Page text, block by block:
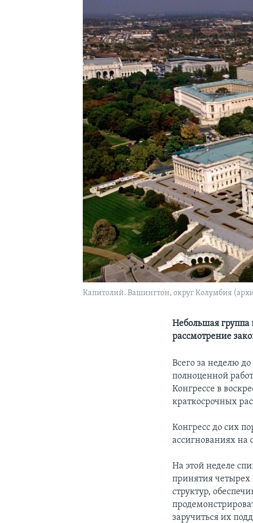
Капитолий. Вашингтон, округ Колумбия
Небольшая группа
рассмотрение
Всего за неделю
полноценной
Конгрессе в
краткосрочных
Конгресс до сих
ассигнованиях
На этой неделе
принятия
структур,
заручиться их